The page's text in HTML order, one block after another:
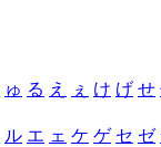
ゅ る え ぇ け げ せ
ル エ ェ ケ ゲ セ ゼ